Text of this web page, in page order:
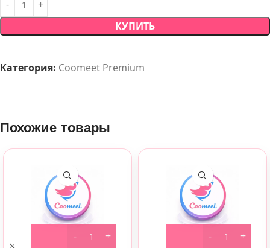
КУПИТЬ
Категория: Coomeet Premium
Похожие товары